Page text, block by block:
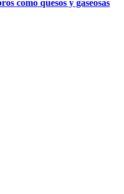
como quesos y gaseosas